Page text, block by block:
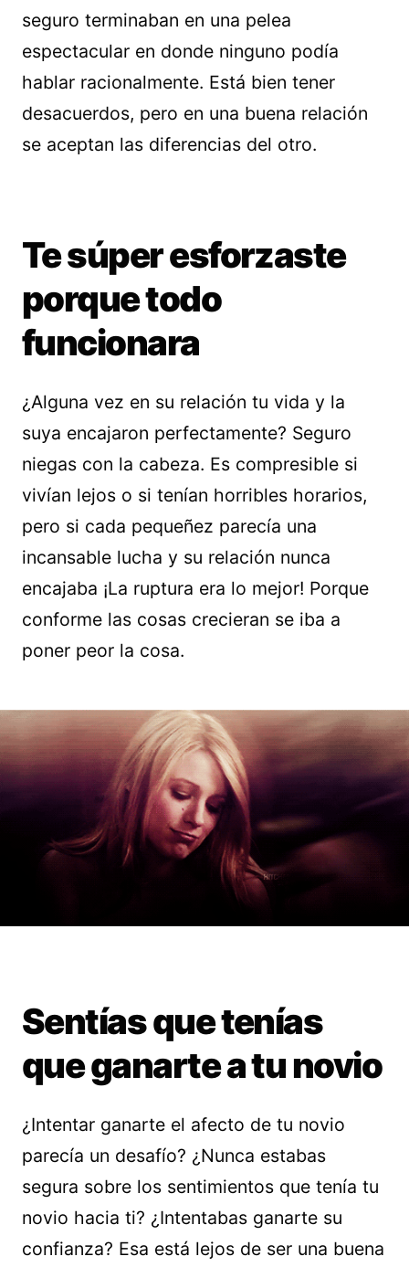
seguro terminaban en una pelea
espectacular en donde ninguno podía
hablar racionalmente. Está bien tener
desacuerdos, pero en una buena relación
se aceptan las diferencias del otro.
Te súper esforzaste
porque todo
funcionara
¿Alguna vez en su relación tu vida y la
suya encajaron perfectamente? Seguro
niegas con la cabeza. Es compresible si
vivían lejos o si tenían horribles horarios,
pero si cada pequeñez parecía una
incansable lucha y su relación nunca
encajaba ¡La ruptura era lo mejor! Porque
conforme las cosas crecieran se iba a
poner peor la cosa.
Sentías que tenías
que ganarte a tu novio
¿Intentar ganarte el afecto de tu novio
parecía un desafío? ¿Nunca estabas
segura sobre los sentimientos que tenía tu
novio hacia ti? ¿Intentabas ganarte su
confianza? Esa está lejos de ser una buena